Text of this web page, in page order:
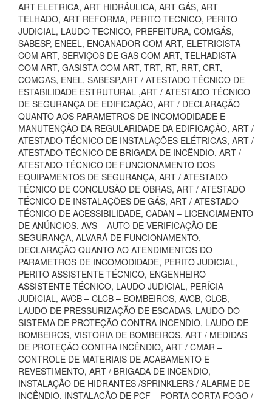
ART ELETRICA, ART HIDRÁULICA, ART GÁS, ART
TELHADO, ART REFORMA, PERITO TECNICO, PERITO
JUDICIAL, LAUDO TECNICO, PREFEITURA, COMGÁS,
SABESP, ENEEL, ENCANADOR COM ART, ELETRICISTA
COM ART, SERVIÇOS DE GAS COM ART, TELHADISTA
COM ART, GASISTA COM ART, TRT, RT, RRT, CRT,
COMGAS, ENEL, SABESP,ART / ATESTADO TÉCNICO DE
ESTABILIDADE ESTRUTURAL ,ART / ATESTADO TÉCNICO
DE SEGURANÇA DE EDIFICAÇÃO, ART / DECLARAÇÃO
QUANTO AOS PARAMETROS DE INCOMODIDADE E
MANUTENÇÃO DA REGULARIDADE DA EDIFICAÇÃO, ART /
ATESTADO TÉCNICO DE INSTALAÇÕES ELÉTRICAS, ART /
ATESTADO TÉCNICO DE BRIGADA DE INCÊNDIO, ART /
ATESTADO TÉCNICO DE FUNCIONAMENTO DOS
EQUIPAMENTOS DE SEGURANÇA, ART / ATESTADO
TÉCNICO DE CONCLUSÃO DE OBRAS, ART / ATESTADO
TÉCNICO DE INSTALAÇÕES DE GÁS, ART / ATESTADO
TÉCNICO DE ACESSIBILIDADE, CADAN – LICENCIAMENTO
DE ANÚNCIOS, AVS – AUTO DE VERIFICAÇÃO DE
SEGURANÇA, ALVARÁ DE FUNCIONAMENTO,
DECLARAÇÃO QUANTO AO ATENDIMENTOS DO
PARAMETROS DE INCOMODIDADE, PERITO JUDICIAL,
PERITO ASSISTENTE TÉCNICO, ENGENHEIRO
ASSISTENTE TÉCNICO, LAUDO JUDICIAL, PERÍCIA
JUDICIAL, AVCB – CLCB – BOMBEIROS, AVCB, CLCB,
LAUDO DE PRESSURIZAÇÃO DE ESCADAS, LAUDO DO
SISTEMA DE PROTEÇÃO CONTRA INCENDIO, LAUDO DE
BOMBEIROS, VISTORIA DE BOMBEIROS, ART / MEDIDAS
DE PROTEÇÃO CONTRA INCÊNDIO, ART / CMAR –
CONTROLE DE MATERIAIS DE ACABAMENTO E
REVESTIMENTO, ART / BRIGADA DE INCENDIO,
INSTALAÇÃO DE HIDRANTES /SPRINKLERS / ALARME DE
INCÊNDIO, INSTALAÇÃO DE PCF – PORTA CORTA FOGO /